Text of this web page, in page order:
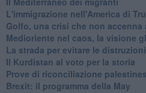
L'immigrazione nell'America di
Golfo, una crisi che non accenna
Medioriente nel caos, la visione
La strada per evitare le
Il Kurdistan al voto per la storia
Prove di riconciliazione
Brexit: il programma della May